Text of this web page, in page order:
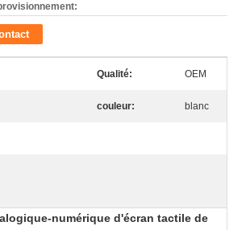
Qualité: OEM
couleur: blanc
numérique d'écran tactile de